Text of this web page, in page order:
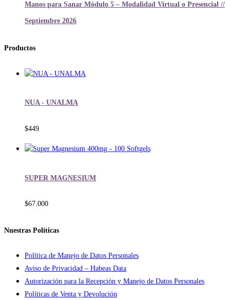
Manos para Sanar Módulo 5 – Modalidad Virtual o Presencial //
Septiembre 2026
Productos
NUA - UNALMA
$449
SUPER MAGNESIUM
$67.000
Nuestras Políticas
Política de Manejo de Datos Personales
Aviso de Privacidad – Habeas Data
Autorización para la Recepción y Manejo de Datos Personales
Políticas de Venta y Devolución